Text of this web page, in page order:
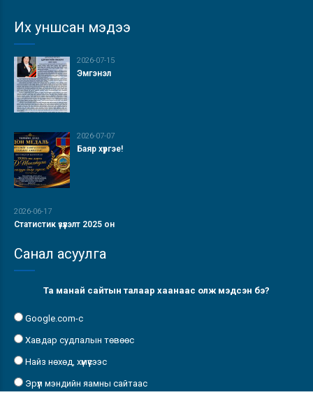
Их уншсан мэдээ
2026-07-15
Эмгэнэл
2026-07-07
Баяр хүргэе!
2026-06-17
Статистик үзүүлэлт 2025 он
Санал асуулга
Та манай сайтын талаар хаанаас олж мэдсэн бэ?
Google.com-с
Хавдар судлалын төвөөс
Найз нөхөд, хүмүүсээс
Эрүүл мэндийн яамны сайтаас